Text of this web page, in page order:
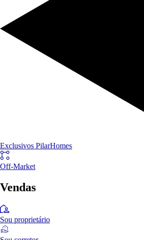
Exclusivos PilarHomes
Off-Market
Vendas
Sou proprietário